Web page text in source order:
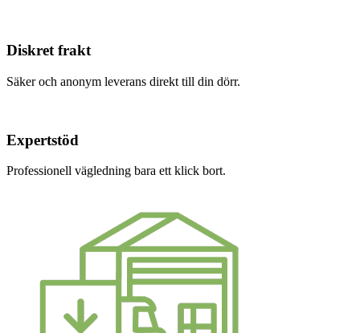
Diskret frakt
Säker och anonym leverans direkt till din dörr.
Expertstöd
Professionell vägledning bara ett klick bort.